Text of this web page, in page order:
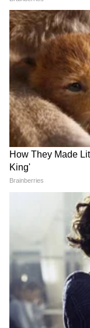
4
Image Credit : Gemini
सामाजिक
2046: कृत्रिम
होऊन कृत्रिम
यामुळे अवयव
त्यानंतरची वर्षे:
तंत्रज्ञानावर
मध्ये सामाजिक
सांगण्यात आलं
4
4